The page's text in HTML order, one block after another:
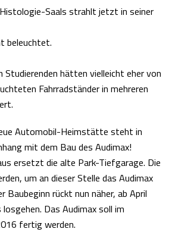
Saals strahlt jetzt in seiner
beleuchtet.
Studierenden hätten vielleicht eher von
Fahrradständer in mehreren
Automobil-Heimstätte steht in
mit dem Bau des Audimax!
ersetzt die alte Park-Tiefgarage. Die
um an dieser Stelle das Audimax
Baubeginn rückt nun näher, ab April
Das Audimax soll im
fertig werden.